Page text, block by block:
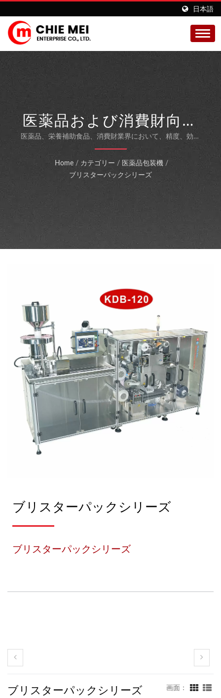
日本語
医薬品および消費財向け
プロフェッショナルブリ
スター包装シリーズ
医薬品、栄養補助食品、消費財業界において、精度、効率
性、および法令遵守を追求して設計された自動ブリスター包
装機。
Home / カテゴリー / 医薬品包装機 /
ブリスターパックシリーズ
ブリスターパックシリーズ
ブリスターパックシリーズ
ブリスターパックシリーズ 画面：